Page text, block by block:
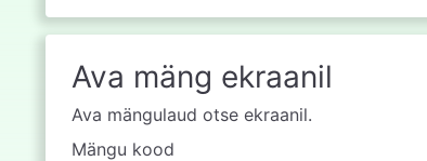
Ava mäng ekraanil
Ava mängulaud otse ekraanil.
Mängu kood